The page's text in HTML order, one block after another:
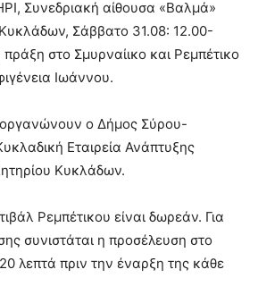
Συνεδριακή αίθουσα «Βαλμά»
Σάββατο 31.08: 12.00-
στο Σμυρναίικο και Ρεμπέτικο
Ιωάννου.
ο Δήμος Σύρου-
Εταιρεία Ανάπτυξης
Κυκλάδων.
Ρεμπέτικου είναι δωρεάν. Για
συνιστάται η προσέλευση στο
λεπτά πριν την έναρξη της κάθε